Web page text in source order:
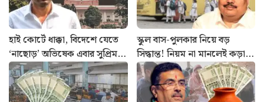
হাই কোর্টে ধাক্কা, বিদেশে যেতে
‘নাছোড়’ অভিষেক এবার সুপ্রিম
কোর্টের দরজায়
স্কুল বাস-পুলকার নিয়ে বড়
সিদ্ধান্ত! নিয়ম না মানলেই কড়া
ব্যবস্থা, জানাল পরিবহণ মন্ত্রী